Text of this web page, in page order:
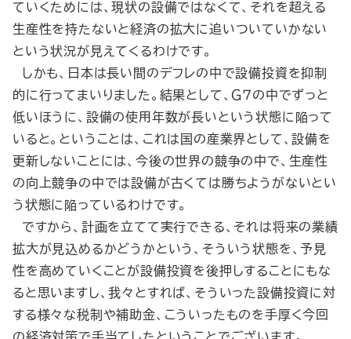
ていくためには、現状の設備ではなくて、それを超える
生産性を持たないと経済の拡大に追いついていかない
という状況が見えてくるわけです。
しかも、日本は長い間のデフレの中で設備投資を抑制
的に行ってまいりました。結果として、Ｇ７の中でずっと
低いほうに、設備の使用年数が長いという状態に陥って
いると。ということは、これは国の産業界として、設備を
更新しないことには、今後の世界の競争の中で、生産性
の向上競争の中では設備が古くては勝ちようがないとい
う状態に陥っているわけです。
ですから、計画を立てて実行できる、それは将来の業績
拡大が見込めるかどうかという、そういう状態を、予見
性を高めていくことが設備投資を後押しすることにもな
ると思いますし、我々とすれば、そういった設備投資に対
する様々な税制や補助金、こういったものを手厚く今回